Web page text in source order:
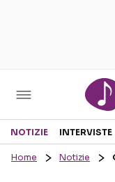
Sezioni
NOTIZIE INTERVISTE
Home Notizie